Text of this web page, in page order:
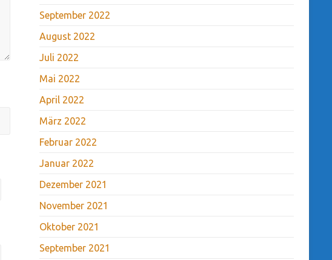
September 2022
August 2022
Juli 2022
Mai 2022
April 2022
März 2022
Februar 2022
Januar 2022
Dezember 2021
November 2021
Oktober 2021
September 2021